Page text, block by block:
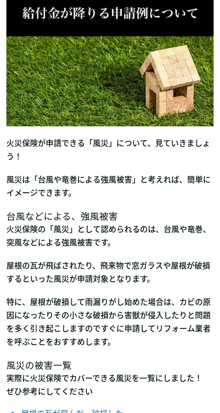
火災保険が申請できる「風災」について、見ていきましょ
う！
風災は「台風や竜巻による強風被害」と考えれば、簡単に
イメージできます。
台風などによる、強風被害
火災保険の「風災」として認められるのは、台風や竜巻、
突風などによる強風被害です。
屋根の瓦が飛ばされたり、飛来物で窓ガラスや屋根が破損
するといった風災が申請対象となります。
特に、屋根が破損して雨漏りがし始めた場合は、カビの原
因になったりその小さな破損から害獣が侵入したりと問題
を多く引き起こしますのですぐに申請してリフォーム業者
を呼ぶことをおすすめします。
風災の被害一覧
実際に火災保険でカバーできる風災を一覧にしました！
ぜひ参考にしてください